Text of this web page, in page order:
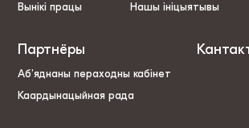
Вынікі працы
Нашы ініцыятывы
Партнёры
Аб’яднаны пераходны кабінет
Каардынацыйная рада